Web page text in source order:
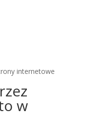
internetowe
w